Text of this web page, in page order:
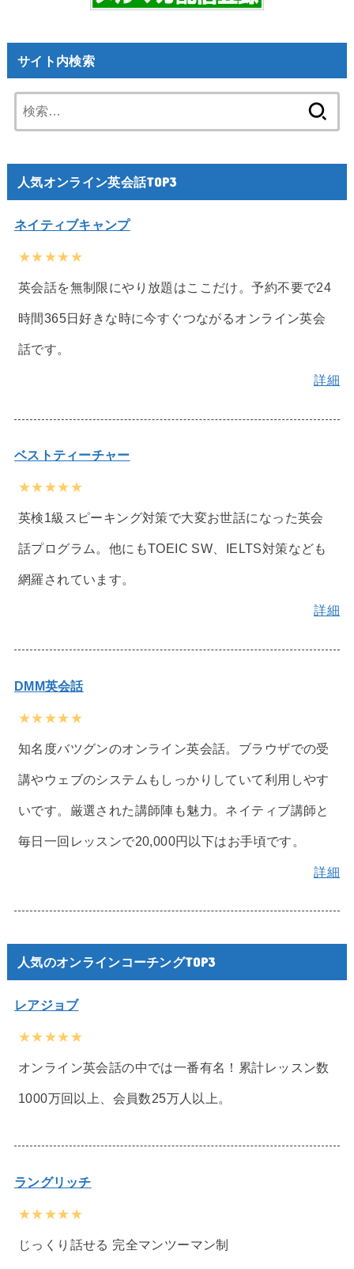
サイト内検索
索:
人気オンライン英会話TOP3
ネイティブキャンプ
★★★★★
英会話を無制限にやり放題はここだけ。予約不要で24
時間365日好きな時に今すぐつながるオンライン英会
話です。
詳細
ベストティーチャー
★★★★★
英検1級スピーキング対策で大変お世話になった英会
話プログラム。他にもTOEIC SW、IELTS対策なども
網羅されています。
詳細
DMM英会話
★★★★★
知名度バツグンのオンライン英会話。ブラウザでの受
講やウェブのシステムもしっかりしていて利用しやす
いです。厳選された講師陣も魅力。ネイティブ講師と
毎日一回レッスンで20,000円以下はお手頃です。
詳細
人気のオンラインコーチングTOP3
レアジョブ
★★★★★
オンライン英会話の中では一番有名！累計レッスン数
1000万回以上、会員数25万人以上。
ラングリッチ
★★★★★
じっくり話せる 完全マンツーマン制